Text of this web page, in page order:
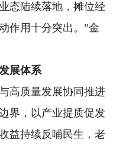
态陆续落地，摊位经
作用十分突出。”金
展体系
质量发展协同推进
界，以产业提质促发
益持续反哺民生，老